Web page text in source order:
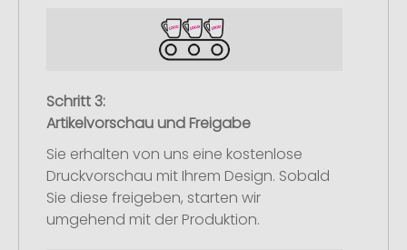
Schritt 3:
Artikelvorschau und Freigabe
Sie erhalten von uns eine kostenlose
Druckvorschau mit Ihrem Design. Sobald
Sie diese freigeben, starten wir
umgehend mit der Produktion.